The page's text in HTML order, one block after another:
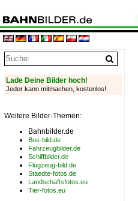
Lade Deine Bilder hoch!
Jeder kann mitmachen, kostenlos!
Weitere Bilder-Themen:
Bahnbilder.de
Bus-bild.de
Fahrzeugbilder.de
Schiffbilder.de
Flugzeug-bild.de
Staedte-fotos.de
Landschaftsfotos.eu
Tier-fotos.eu